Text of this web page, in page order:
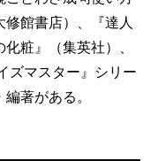
館書店）、『達人
粧』（集英社）、
ズマスター』シリー
著がある。